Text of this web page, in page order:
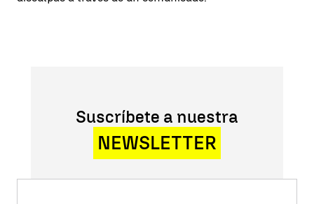
Suscríbete a nuestra
NEWSLETTER